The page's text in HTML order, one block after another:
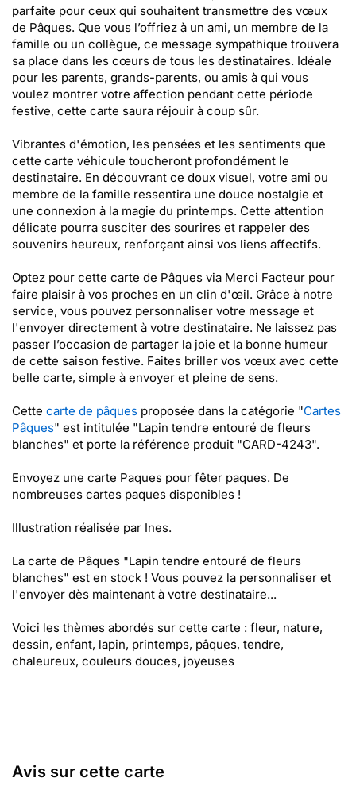
parfaite pour ceux qui souhaitent transmettre des vœux
de Pâques. Que vous l’offriez à un ami, un membre de la
famille ou un collègue, ce message sympathique trouvera
sa place dans les cœurs de tous les destinataires. Idéale
pour les parents, grands-parents, ou amis à qui vous
voulez montrer votre affection pendant cette période
festive, cette carte saura réjouir à coup sûr.
Vibrantes d'émotion, les pensées et les sentiments que
cette carte véhicule toucheront profondément le
destinataire. En découvrant ce doux visuel, votre ami ou
membre de la famille ressentira une douce nostalgie et
une connexion à la magie du printemps. Cette attention
délicate pourra susciter des sourires et rappeler des
souvenirs heureux, renforçant ainsi vos liens affectifs.
Optez pour cette carte de Pâques via Merci Facteur pour
faire plaisir à vos proches en un clin d'œil. Grâce à notre
service, vous pouvez personnaliser votre message et
l'envoyer directement à votre destinataire. Ne laissez pas
passer l’occasion de partager la joie et la bonne humeur
de cette saison festive. Faites briller vos vœux avec cette
belle carte, simple à envoyer et pleine de sens.
Cette carte de pâques proposée dans la catégorie "Cartes
Pâques" est intitulée "Lapin tendre entouré de fleurs
blanches" et porte la référence produit "CARD-4243".
Envoyez une carte Paques pour fêter paques. De
nombreuses cartes paques disponibles !
Illustration réalisée par Ines.
La carte de Pâques "Lapin tendre entouré de fleurs
blanches" est en stock ! Vous pouvez la personnaliser et
l'envoyer dès maintenant à votre destinataire...
Voici les thèmes abordés sur cette carte : fleur, nature,
dessin, enfant, lapin, printemps, pâques, tendre,
chaleureux, couleurs douces, joyeuses
Avis sur cette carte